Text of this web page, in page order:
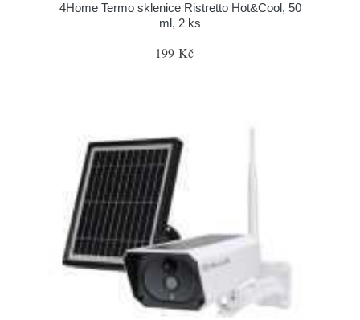
4Home Termo sklenice Ristretto Hot&Cool, 50
ml, 2 ks
199 Kč